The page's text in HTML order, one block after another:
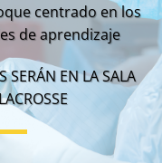
centrado en los
de aprendizaje
SERÁN EN LA SALA